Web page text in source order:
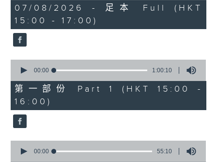
GERSHWIN (KAUFMAN arr.)
Three Preludes (for 4 cellos) (8’)
ROSSINI
Overture to William Tell (for 6
MAHLER (Hibiki SAITO arr.)
(10’)
GARDEL (BARRALET arr.)
Por Una Cabeza (4’)
Hayato SUMINO (Heiman CHEUNG
Three Nocturnes (12’)
1
hour,
55
minutes,
0
seconds
07/08/2026 - 足本 Full (HKT
15:00 - 17:00)
seconds
1
hour,
10
seconds
00:00 1:00:10
第一部份 Part 1 (HKT 15:00 -
16:00)
seconds
00:00 55:10